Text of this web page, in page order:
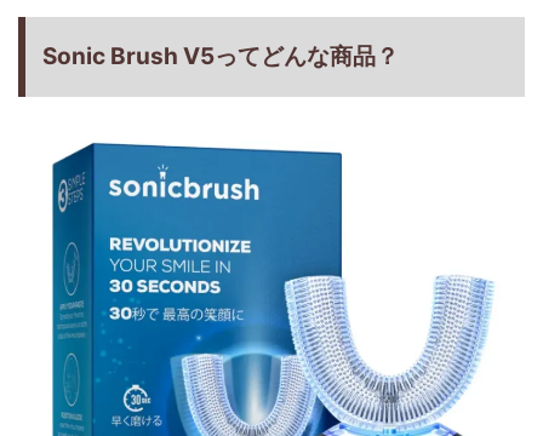
Sonic Brush V5ってどんな商品？